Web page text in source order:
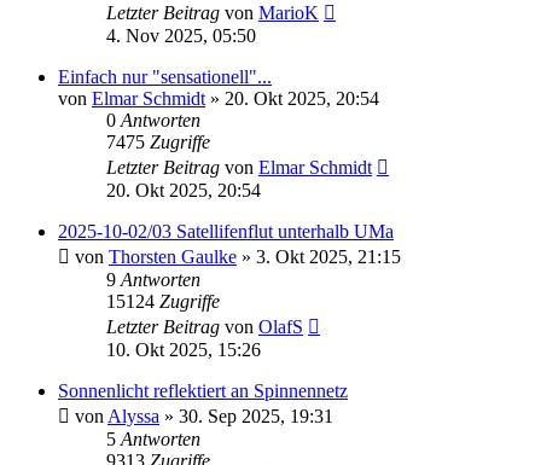
Letzter Beitrag von MarioK
4. Nov 2025, 05:50
Einfach nur "sensationell"...
von Elmar Schmidt » 20. Okt 2025, 20:54
0 Antworten
7475 Zugriffe
Letzter Beitrag von Elmar Schmidt
20. Okt 2025, 20:54
2025-10-02/03 Satellifenflut unterhalb UMa
von Thorsten Gaulke » 3. Okt 2025, 21:15
9 Antworten
15124 Zugriffe
Letzter Beitrag von OlafS
10. Okt 2025, 15:26
Sonnenlicht reflektiert an Spinnennetz
von Alyssa » 30. Sep 2025, 19:31
5 Antworten